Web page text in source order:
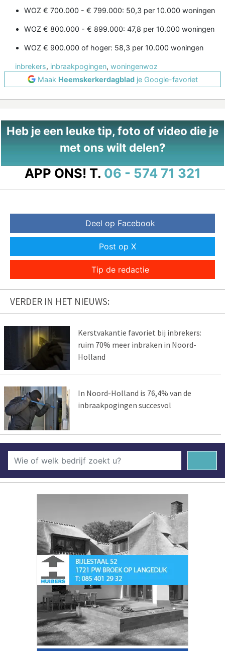
WOZ € 700.000 - € 799.000: 50,3 per 10.000 woningen
WOZ € 800.000 - € 899.000: 47,8 per 10.000 woningen
WOZ € 900.000 of hoger: 58,3 per 10.000 woningen
inbrekers, inbraakpogingen, woningenwoz
Maak Heemskerkerdagbladje Google-favoriet
Heb je een leuke tip, foto of video die je
met ons wilt delen?
APP ONS! T. 06 - 574 71 321
Deel op Facebook
Post op X
Tip de redactie
VERDER IN HET NIEUWS:
Kerstvakantie favoriet bij inbrekers:
ruim 70% meer inbraken in Noord-
Holland
In Noord-Holland is 76,4% van de
inbraakpogingen succesvol